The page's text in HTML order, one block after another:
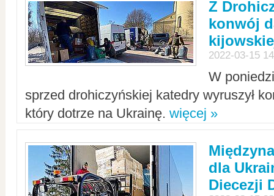
Z
konwój
2022-03-15
W
sprzed drohiczyńskiej katedry wyruszył
który dotrze na Ukrainę. więcej »
dla
Diecezji